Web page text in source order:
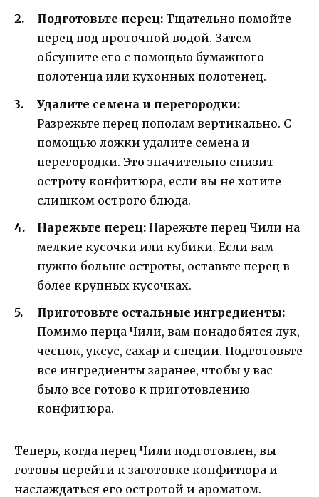
Подготовьте перец: Тщательно помойте
перец под проточной водой. Затем
обсушите его с помощью бумажного
полотенца или кухонных полотенец.
Удалите семена и перегородки:
Разрежьте перец пополам вертикально. С
помощью ложки удалите семена и
перегородки. Это значительно снизит
остроту конфитюра, если вы не хотите
слишком острого блюда.
Нарежьте перец: Нарежьте перец Чили на
мелкие кусочки или кубики. Если вам
нужно больше остроты, оставьте перец в
более крупных кусочках.
Приготовьте остальные ингредиенты:
Помимо перца Чили, вам понадобятся лук,
чеснок, уксус, сахар и специи. Подготовьте
все ингредиенты заранее, чтобы у вас
было все готово к приготовлению
конфитюра.
Теперь, когда перец Чили подготовлен, вы
готовы перейти к заготовке конфитюра и
наслаждаться его остротой и ароматом.